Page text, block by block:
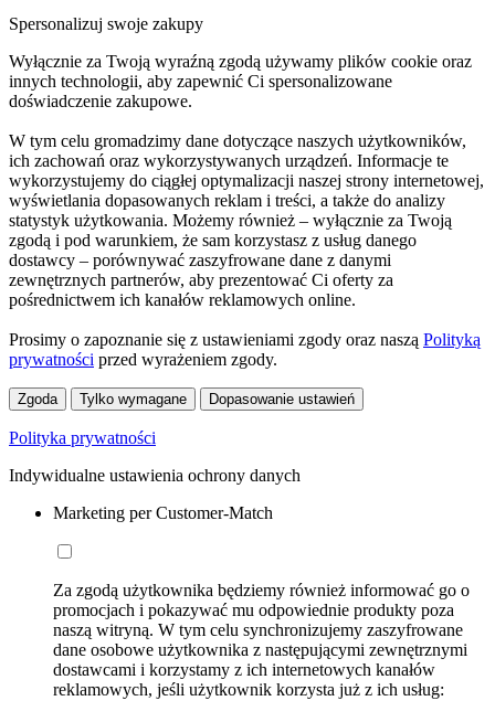
Spersonalizuj swoje zakupy
Wyłącznie za Twoją wyraźną zgodą używamy plików cookie oraz
innych technologii, aby zapewnić Ci spersonalizowane
doświadczenie zakupowe.
W tym celu gromadzimy dane dotyczące naszych użytkowników,
ich zachowań oraz wykorzystywanych urządzeń. Informacje te
wykorzystujemy do ciągłej optymalizacji naszej strony internetowej,
wyświetlania dopasowanych reklam i treści, a także do analizy
statystyk użytkowania. Możemy również – wyłącznie za Twoją
zgodą i pod warunkiem, że sam korzystasz z usług danego
dostawcy – porównywać zaszyfrowane dane z danymi
zewnętrznych partnerów, aby prezentować Ci oferty za
pośrednictwem ich kanałów reklamowych online.
Prosimy o zapoznanie się z ustawieniami zgody oraz naszą Polityką
prywatności przed wyrażeniem zgody.
Zgoda Tylko wymagane Dopasowanie ustawień
Polityka prywatności
Indywidualne ustawienia ochrony danych
Marketing per Customer-Match
Za zgodą użytkownika będziemy również informować go o
promocjach i pokazywać mu odpowiednie produkty poza
naszą witryną. W tym celu synchronizujemy zaszyfrowane
dane osobowe użytkownika z następującymi zewnętrznymi
dostawcami i korzystamy z ich internetowych kanałów
reklamowych, jeśli użytkownik korzysta już z ich usług: